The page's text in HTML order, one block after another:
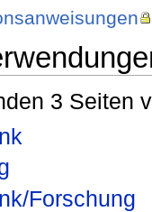
3 Seiten
Forschung